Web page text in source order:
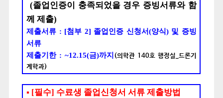
(졸업인증이 충족되었을 경우 증빙서류와 함
께 제출)
제출서류 : [첨부 2] 졸업인증 신청서(양식) 및 증빙
서류
제출기한 : ~12.15(금)까지 (의학관 140호 행정실_드론기
계학과)
▪ [필수] 수료생 졸업신청서 서류 제출방법